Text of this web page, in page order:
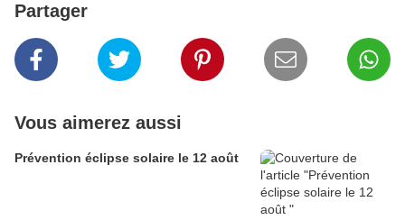
Partager
Vous aimerez aussi
Prévention éclipse solaire le 12 août